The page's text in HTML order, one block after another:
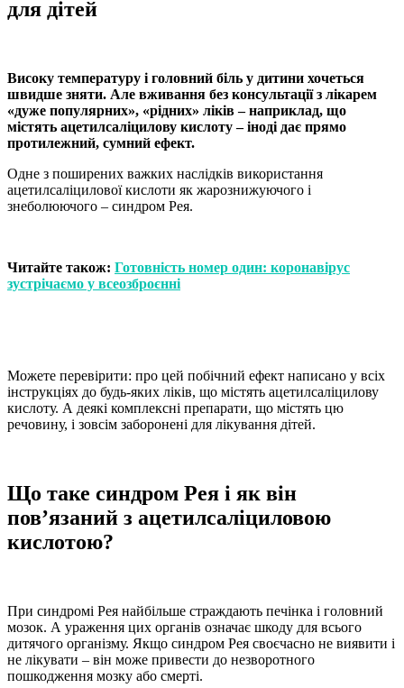
для дітей
Високу температуру і головний біль у дитини хочеться
швидше зняти. Але вживання без консультації з лікарем
«дуже популярних», «рідних» ліків – наприклад, що
містять ацетилсаліцилову кислоту – іноді дає прямо
протилежний, сумний ефект.
Одне з поширених важких наслідків використання
ацетилсаліцилової кислоти як жарознижуючого і
знеболюючого – синдром Рея.
Читайте також: Готовність номер один: коронавірус
зустрічаємо у всеозброєнні
Можете перевірити: про цей побічний ефект написано у всіх
інструкціях до будь-яких ліків, що містять ацетилсаліцилову
кислоту. А деякі комплексні препарати, що містять цю
речовину, і зовсім заборонені для лікування дітей.
Що таке синдром Рея і як він
пов’язаний з ацетилсаліциловою
кислотою?
При синдромі Рея найбільше страждають печінка і головний
мозок. А ураження цих органів означає шкоду для всього
дитячого організму. Якщо синдром Рея своєчасно не виявити і
не лікувати – він може привести до незворотного
пошкодження мозку або смерті.